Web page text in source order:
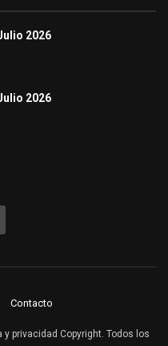
2026
2026
Contacto
y privacidad Copyright. Todos los